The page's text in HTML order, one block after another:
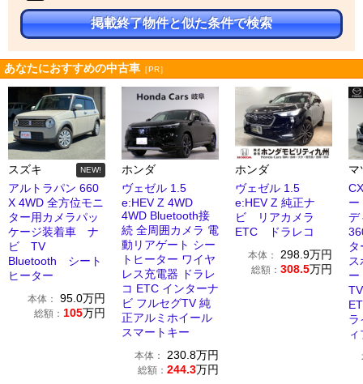
掲載終了物件と似た条件で検索
あなたにおすすめの中古車 ［PR］
スズキ NEW!
アルトラパン 660
X 4WD 全方位モニ
ター用カメラパッ
ケージ装着車 ナ
ビ TV
Bluetooth シート
ヒーター
本体： 95.0万円
総額： 105万円
ホンダ
ヴェゼル 1.5
e:HEV Z 4WD
4WD Bluetooth接
続 全周囲カメラ 電
動リアゲート シー
トヒーター ワイヤ
レス充電器 ドラレ
コ ETC インターナ
ビ フルセグTV 純
正アルミホイール
スマートキー
本体： 230.8万円
総額： 244.3万円
ホンダ
ヴェゼル 1.5
e:HEV Z 純正ナ
ビ リアカメラ
ETC ドラレコ
本体： 298.9万円
総額： 308.5万円
マ
ー
デ